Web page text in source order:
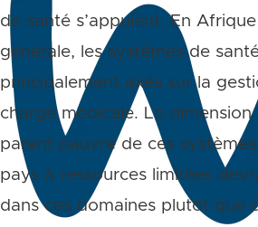
de santé s’appuient. En
générale, les systèmes de
principalement axés sur la
charge médicale. La
parent pauvre de ces
pays à ressources limitées
dans ces domaines plutôt que